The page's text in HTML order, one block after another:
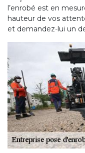
l’enrobé est en
hauteur de vos
et demandez-lui un